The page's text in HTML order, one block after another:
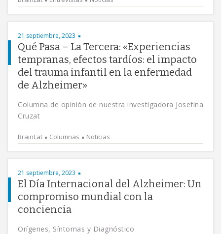
21 septiembre, 2023
Qué Pasa – La Tercera: «Experiencias
tempranas, efectos tardíos: el impacto
del trauma infantil en la enfermedad
de Alzheimer»
Columna de opinión de nuestra investigadora Josefina
Cruzat
BrainLat Columnas Noticias
21 septiembre, 2023
El Día Internacional del Alzheimer: Un
compromiso mundial con la
conciencia
Orígenes, Síntomas y Diagnóstico